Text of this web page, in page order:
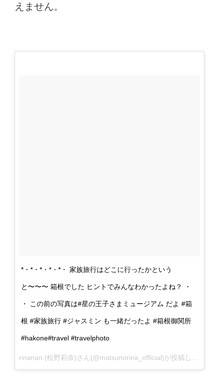
えません。
*・*・*・*・*・ 家族旅行はどこに行ったかという
と〜〜〜 箱根でした ヒントでみんなわかったよね？ ・
・ この前の写真は#星の王子さまミュージアム だよ #箱
根 #家族旅行 #ジャスミン も一緒だったよ #箱根御関所
#hakone#travel #travelphoto